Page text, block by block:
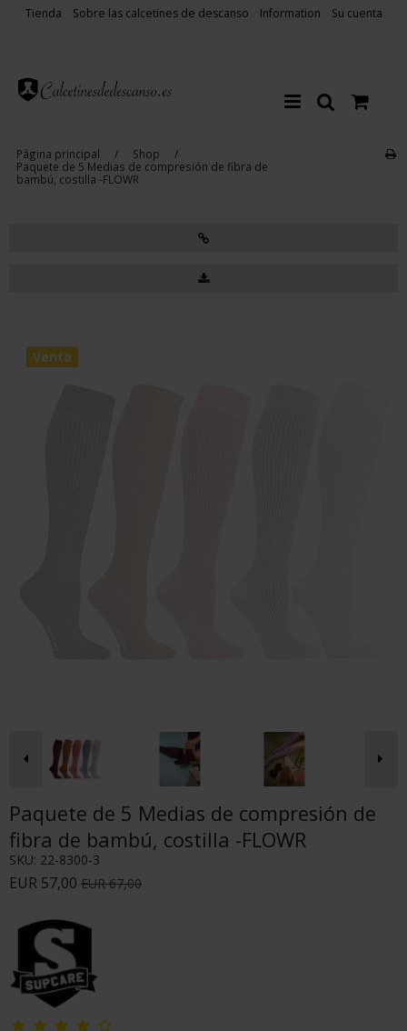
Tienda Sobre las calcetines de descanso Information Su cuenta
Página principal / Shop
/
Paquete de 5 Medias de compresión de fibra de
bambú, costilla -FLOWR
Venta
Paquete de 5 Medias de compresión de
fibra de bambú, costilla -FLOWR
SKU: 22-8300-3
EUR 57,00 EUR 67,00